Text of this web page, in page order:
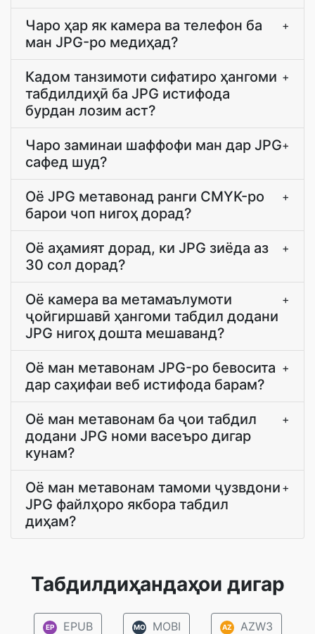
Чаро ҳар як камера ва телефон ба
ман JPG-ро медиҳад?
+
Кадом танзимоти сифатиро ҳангоми
табдилдиҳӣ ба JPG истифода
бурдан лозим аст?
+
Чаро заминаи шаффофи ман дар JPG
сафед шуд?
+
Оё JPG метавонад ранги CMYK-ро
барои чоп нигоҳ дорад?
+
Оё аҳамият дорад, ки JPG зиёда аз
30 сол дорад?
+
Оё камера ва метамаълумоти
ҷойгиршавӣ ҳангоми табдил додани
JPG нигоҳ дошта мешаванд?
+
Оё ман метавонам JPG-ро бевосита
дар саҳифаи веб истифода барам?
+
Оё ман метавонам ба ҷои табдил
додани JPG номи васеъро дигар
кунам?
+
Оё ман метавонам тамоми ҷузвдони
JPG файлҳоро якбора табдил
диҳам?
+
Табдилдиҳандаҳои дигар
EP EPUB MO MOBI AZ AZW3